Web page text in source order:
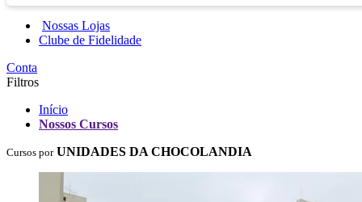
Nossas Lojas
Clube de Fidelidade
Conta
Filtros
Início
Nossos Cursos
Cursos por UNIDADES DA CHOCOLANDIA